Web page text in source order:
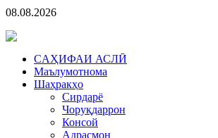
08.08.2026
CАҲИФАИ АСЛӢ
Маълумотнома
Шаҳракҳо
Сирдарё
Чоруқдаррон
Консой
Адрасмон